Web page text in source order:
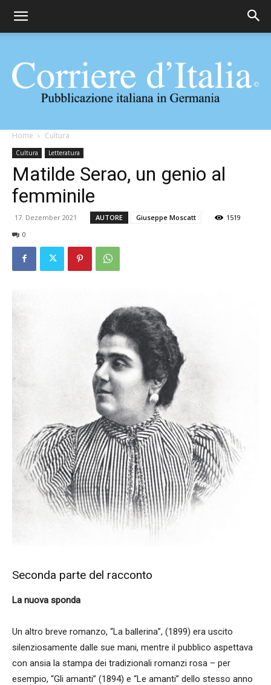
Corriere
d'Italia
Home Cultura
Cultura Letteratura
Matilde Serao, un genio al
femminile
17. Dezember 2021 AUTORE Giuseppe Moscatt
1519
0
Seconda parte del racconto
La nuova sponda
Un altro breve romanzo, “La ballerina”, (1899) era uscito
silenziosamente dalle sue mani, mentre il pubblico aspettava
con ansia la stampa dei tradizionali romanzi rosa – per
esempio, “Gli amanti” (1894) e “Le amanti” dello stesso anno